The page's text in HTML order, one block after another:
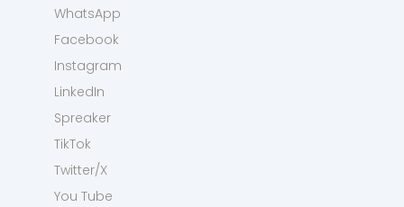
WhatsApp
Facebook
Instagram
LinkedIn
Spreaker
TikTok
Twitter/X
You Tube